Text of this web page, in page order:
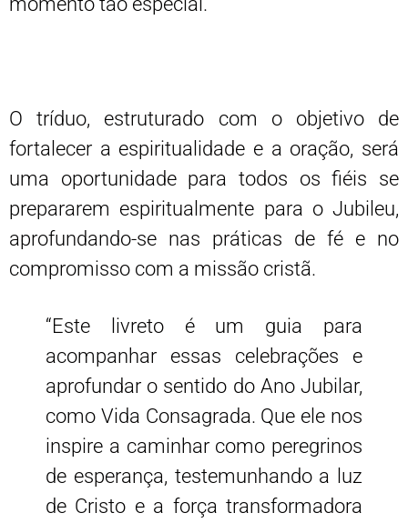
O tríduo, estruturado com o objetivo de
fortalecer a espiritualidade e a oração, será
uma oportunidade para todos os fiéis se
prepararem espiritualmente para o Jubileu,
aprofundando-se nas práticas de fé e no
compromisso com a missão cristã.
“Este livreto é um guia para
acompanhar essas celebrações e
aprofundar o sentido do Ano Jubilar,
como Vida Consagrada. Que ele nos
inspire a caminhar como peregrinos
de esperança, testemunhando a luz
de Cristo e a força transformadora